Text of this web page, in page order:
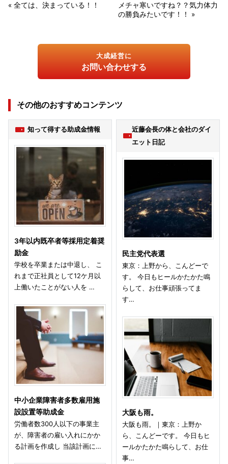
« 全ては、決まっている！！
メチャ寒いですね？？気力体力
の勝負みたいです！！ »
大成経営に
お問い合わせする
その他のおすすめコンテンツ
知って得する助成金情報
3年以内既卒者等採用定着奨
励金
学校を卒業または中退し、 こ
れまで正社員として12ケ月以
上働いたことがない人を …
中小企業障害者多数雇用施
設設置等助成金
労働者数300人以下の事業主
が、障害者の雇い入れにかか
る計画を作成し 当該計画に…
近藤会長の体と会社のダイ
エット日記
民主党代表選
東京：上野から、こんどーで
す。 今日もヒールかたかた鳴
らして、お仕事頑張ってま
す…
大阪も雨。
大阪も雨。｜東京：上野か
ら、こんどーです。 今日もヒ
ールかたかた鳴らして、お仕
事…